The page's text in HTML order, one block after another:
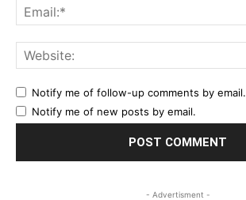
Notify me of follow-up comments by email.
Notify me of new posts by email.
- Advertisment -